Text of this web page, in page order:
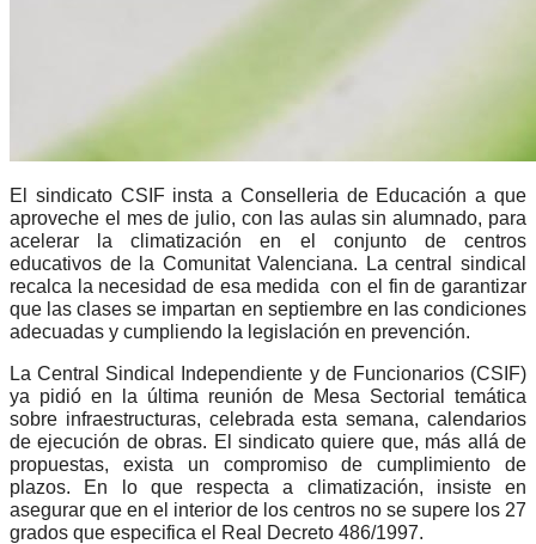
El sindicato CSIF insta a Conselleria de Educación a que
aproveche el mes de julio, con las aulas sin alumnado, para
acelerar la climatización en el conjunto de centros
educativos de la Comunitat Valenciana. La central sindical
recalca la necesidad de esa medida con el fin de garantizar
que las clases se impartan en septiembre en las condiciones
adecuadas y cumpliendo la legislación en prevención.
La Central Sindical Independiente y de Funcionarios (CSIF)
ya pidió en la última reunión de Mesa Sectorial temática
sobre infraestructuras, celebrada esta semana, calendarios
de ejecución de obras. El sindicato quiere que, más allá de
propuestas, exista un compromiso de cumplimiento de
plazos. En lo que respecta a climatización, insiste en
asegurar que en el interior de los centros no se supere los 27
grados que especifica el Real Decreto 486/1997.